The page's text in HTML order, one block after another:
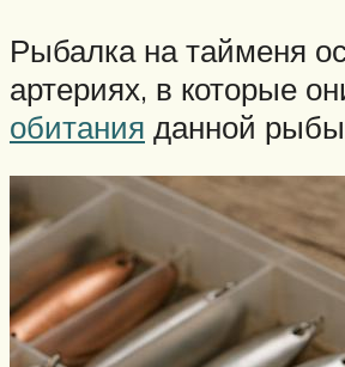
Рыбалка на тайменя
артериях, в которые
обитания данной